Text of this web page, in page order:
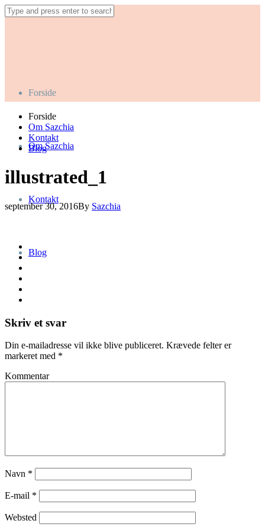
Forside
Om Sazchia
Kontakt
Blog
Forside
Om Sazchia
Kontakt
Blog
illustrated_1
september 30, 2016By Sazchia
Skriv et svar
Din e-mailadresse vil ikke blive publiceret. Krævede felter er
markeret med *
Kommentar
Navn *
E-mail *
Websted